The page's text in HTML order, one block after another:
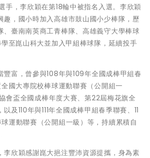
手，李欣穎在第18輪中被指名入選。李欣穎
趣，國小時加入高雄市鼓山國小少棒隊，歷
、臺南南英商工青棒隊、高雄義守大學棒球
至崑山科大並加入甲組棒球隊，延續投手
豐富，曾參與108年與109年全國成棒甲組春
國大專院校棒球運動聯賽（公開組一
會盃全國成棒年度大賽、第22屆梅花旗全
及110年與111年全國成棒甲組春季聯賽、11
運動聯賽（公開組一級）等，持續累積自
李欣穎感謝崑大挹注豐沛資源提攜，身為素